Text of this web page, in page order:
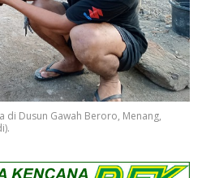
di Dusun Gawah Beroro, Menang,